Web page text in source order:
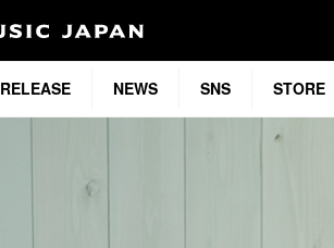
RELEASE NEWS SNS STORE